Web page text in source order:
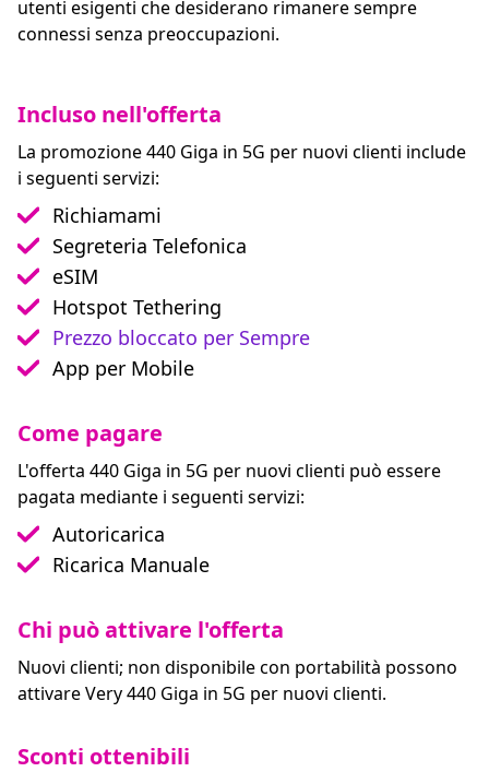
utenti esigenti che desiderano rimanere sempre
connessi senza preoccupazioni.
Incluso nell'offerta
La promozione 440 Giga in 5G per nuovi clienti include
i seguenti servizi:
Richiamami
Segreteria Telefonica
eSIM
Hotspot Tethering
Prezzo bloccato per Sempre
App per Mobile
Come pagare
L'offerta 440 Giga in 5G per nuovi clienti può essere
pagata mediante i seguenti servizi:
Autoricarica
Ricarica Manuale
Chi può attivare l'offerta
Nuovi clienti; non disponibile con portabilità possono
attivare Very 440 Giga in 5G per nuovi clienti.
Sconti ottenibili